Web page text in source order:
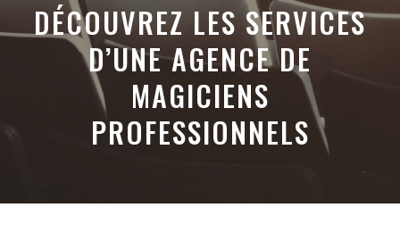
DÉCOUVREZ LES SERVICES
D’UNE AGENCE DE
MAGICIENS
PROFESSIONNELS